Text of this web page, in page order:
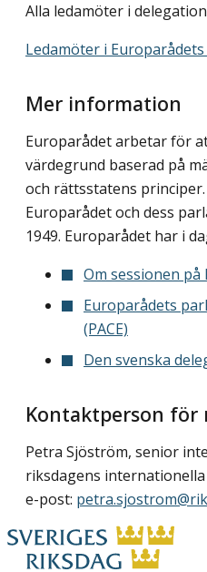
Alla ledamöter i
Ledamöter i
Mer information
Europarådet arbetar för
värdegrund baserad på
och rättsstatens
Europarådet och dess
1949. Europarådet har i
Om sessionen på
Europarådets
(PACE)
Den svenska
Kontaktperson för
Petra Sjöström, senior
riksdagens
e-post: